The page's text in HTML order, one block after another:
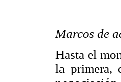
Marcos de
Hasta el
la primera,